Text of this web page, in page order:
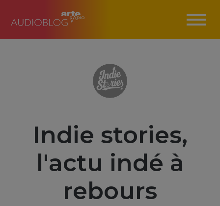
Indie stories,
l'actu indé à
rebours